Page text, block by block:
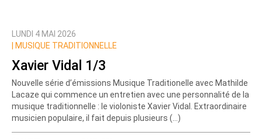
LUNDI 4 MAI 2026
MUSIQUE TRADITIONNELLE
Xavier Vidal 1/3
Nouvelle série d’émissions Musique Traditionelle avec Mathilde
Lacaze qui commence un entretien avec une personnalité de la
musique traditionnelle : le violoniste Xavier Vidal. Extraordinaire
musicien populaire, il fait depuis plusieurs (…)